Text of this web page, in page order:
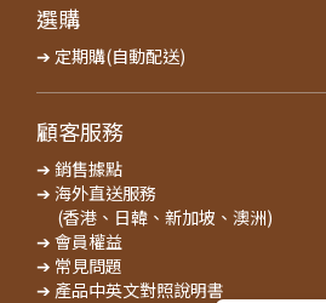
選購
➔ 定期購(自動配送)
顧客服務
➔ 銷售據點
➔ 海外直送服務
(香港、日韓、新加坡、澳洲)
➔ 會員權益
➔ 常見問題
➔ 產品中英文對照說明書